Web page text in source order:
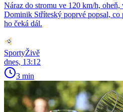
Náraz do stromu ve 120 km/h,
Dominik Stříteský poprvé popsal, co
ho čeká dál.
SportyŽivě
dnes, 13:12
3 min